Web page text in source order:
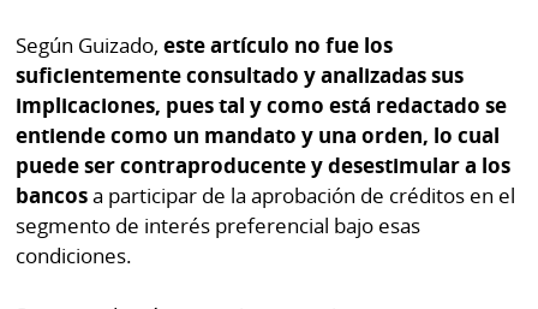
Según Guizado,este artículo no fue los
suficientemente consultado y analizadas sus
implicaciones, pues tal y como está redactado se
entiende como un mandato y una orden, lo cual
puede ser contraproducente y desestimular a los
bancosa participar de la aprobación de créditos en el
segmento de interés preferencial bajo esas
condiciones.